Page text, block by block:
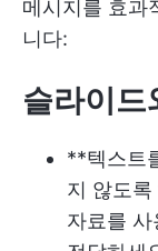
메시지를 효과
니다:
슬라이드
**텍스트
지 않도
자료를